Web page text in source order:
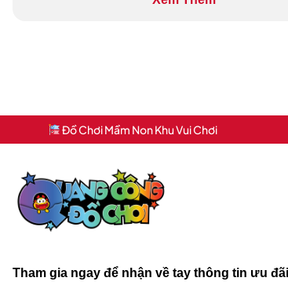
Đồ Chơi Mầm Non Khu Vui Chơi
Tham gia ngay để nhận về tay thông tin ưu